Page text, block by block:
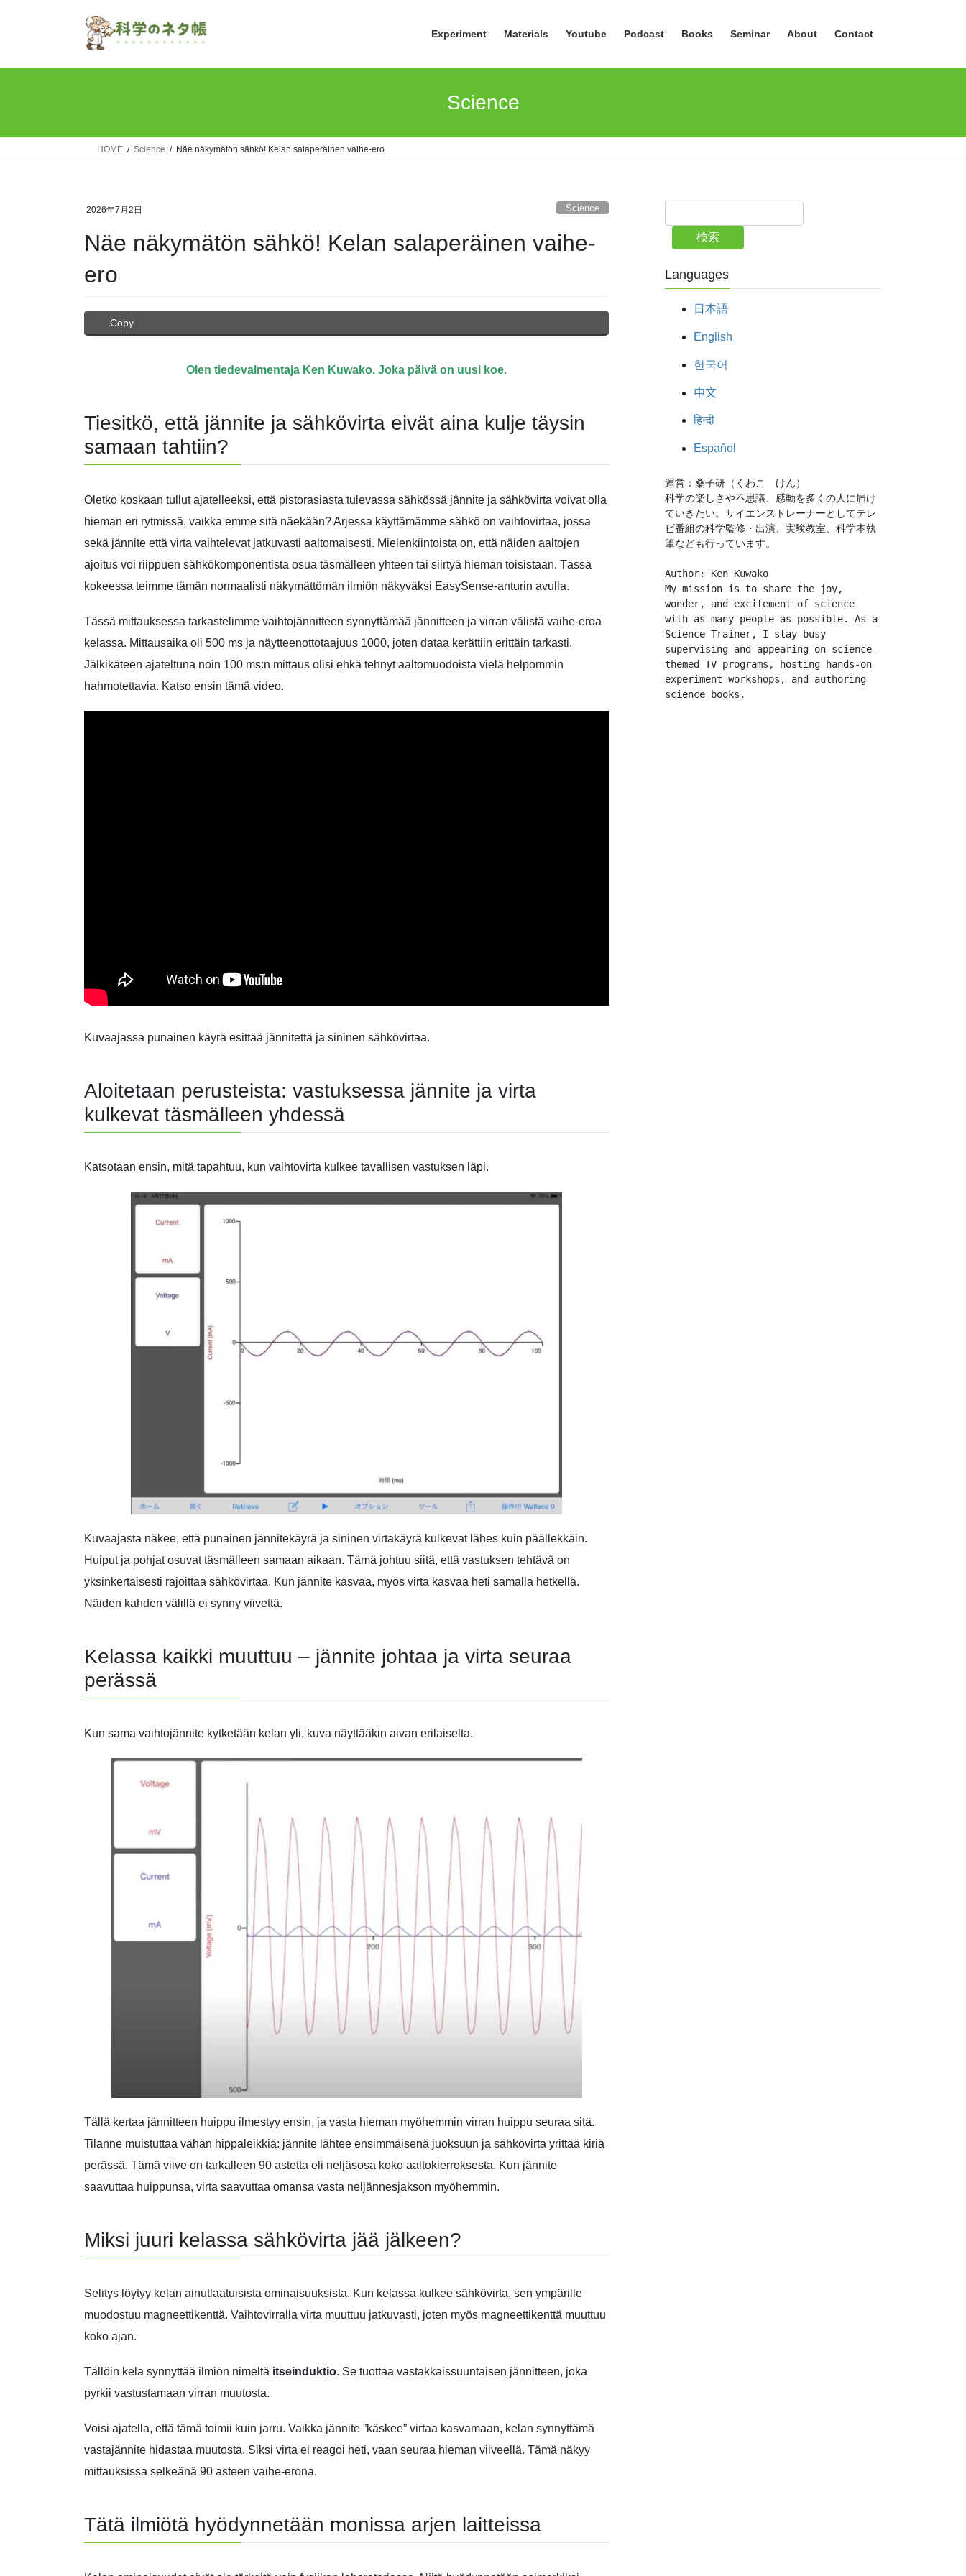
Experiment Materials Youtube Podcast Books Seminar About Contact
Science
HOME Science Näe näkymätön sähkö! Kelan salaperäinen vaihe-ero
2026年7月2日 Science
Näe näkymätön sähkö! Kelan salaperäinen vaihe-
ero
Copy
Olen tiedevalmentaja Ken Kuwako. Joka päivä on uusi koe.
Tiesitkö, että jännite ja sähkövirta eivät aina kulje täysin
samaan tahtiin?
Oletko koskaan tullut ajatelleeksi, että pistorasiasta tulevassa sähkössä jännite ja sähkövirta voivat olla
hieman eri rytmissä, vaikka emme sitä näekään? Arjessa käyttämämme sähkö on vaihtovirtaa, jossa
sekä jännite että virta vaihtelevat jatkuvasti aaltomaisesti. Mielenkiintoista on, että näiden aaltojen
ajoitus voi riippuen sähkökomponentista osua täsmälleen yhteen tai siirtyä hieman toisistaan. Tässä
kokeessa teimme tämän normaalisti näkymättömän ilmiön näkyväksi EasySense-anturin avulla.
Tässä mittauksessa tarkastelimme vaihtojännitteen synnyttämää jännitteen ja virran välistä vaihe-eroa
kelassa. Mittausaika oli 500 ms ja näytteenottotaajuus 1000, joten dataa kerättiin erittäin tarkasti.
Jälkikäteen ajateltuna noin 100 ms:n mittaus olisi ehkä tehnyt aaltomuodoista vielä helpommin
hahmotettavia. Katso ensin tämä video.
Kuvaajassa punainen käyrä esittää jännitettä ja sininen sähkövirtaa.
Aloitetaan perusteista: vastuksessa jännite ja virta
kulkevat täsmälleen yhdessä
Katsotaan ensin, mitä tapahtuu, kun vaihtovirta kulkee tavallisen vastuksen läpi.
Kuvaajasta näkee, että punainen jännitekäyrä ja sininen virtakäyrä kulkevat lähes kuin päällekkäin.
Huiput ja pohjat osuvat täsmälleen samaan aikaan. Tämä johtuu siitä, että vastuksen tehtävä on
yksinkertaisesti rajoittaa sähkövirtaa. Kun jännite kasvaa, myös virta kasvaa heti samalla hetkellä.
Näiden kahden välillä ei synny viivettä.
Kelassa kaikki muuttuu – jännite johtaa ja virta seuraa
perässä
Kun sama vaihtojännite kytketään kelan yli, kuva näyttääkin aivan erilaiselta.
Tällä kertaa jännitteen huippu ilmestyy ensin, ja vasta hieman myöhemmin virran huippu seuraa sitä.
Tilanne muistuttaa vähän hippaleikkiä: jännite lähtee ensimmäisenä juoksuun ja sähkövirta yrittää kiriä
perässä. Tämä viive on tarkalleen 90 astetta eli neljäsosa koko aaltokierroksesta. Kun jännite
saavuttaa huippunsa, virta saavuttaa omansa vasta neljännesjakson myöhemmin.
Miksi juuri kelassa sähkövirta jää jälkeen?
Selitys löytyy kelan ainutlaatuisista ominaisuuksista. Kun kelassa kulkee sähkövirta, sen ympärille
muodostuu magneettikenttä. Vaihtovirralla virta muuttuu jatkuvasti, joten myös magneettikenttä muuttuu
koko ajan.
Tällöin kela synnyttää ilmiön nimeltä itseinduktio. Se tuottaa vastakkaissuuntaisen jännitteen, joka
pyrkii vastustamaan virran muutosta.
Voisi ajatella, että tämä toimii kuin jarru. Vaikka jännite ”käskee” virtaa kasvamaan, kelan synnyttämä
vastajännite hidastaa muutosta. Siksi virta ei reagoi heti, vaan seuraa hieman viiveellä. Tämä näkyy
mittauksissa selkeänä 90 asteen vaihe-erona.
Tätä ilmiötä hyödynnetään monissa arjen laitteissa
検索
Languages
日本語
English
한국어
中文
हिन्दी
Español
運営：桑子研（くわこ　けん）
科学の楽しさや不思議、感動を多くの人に届け
ていきたい。サイエンストレーナーとしてテレ
ビ番組の科学監修・出演、実験教室、科学本執
筆なども行っています。
Author: Ken Kuwako
My mission is to share the joy,
wonder, and excitement of science
with as many people as possible. As a
Science Trainer, I stay busy
supervising and appearing on science-
themed TV programs, hosting hands-on
experiment workshops, and authoring
science books.